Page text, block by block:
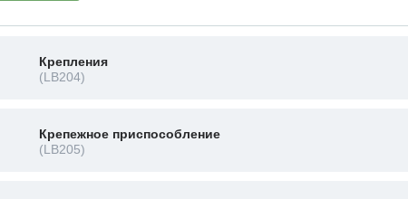
Крепления
(LB204)
Крепежное приспособление
(LB205)